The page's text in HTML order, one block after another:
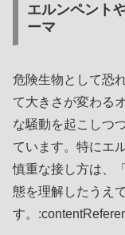
エルンペント
ーマ
危険生物として恐
て大きさが変わる
な騒動を起こしつ
ています。特にエ
慎重な接し方は、
態を理解したうえ
す。